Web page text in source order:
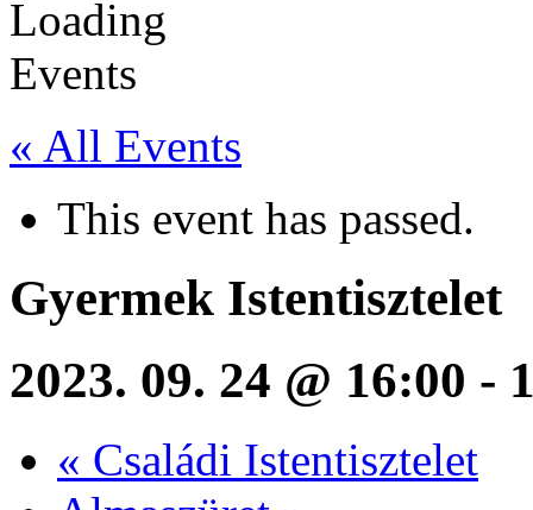
« All Events
This event has passed.
Gyermek Istentisztelet
2023. 09. 24 @ 16:00 -
« Családi Istentisztelet